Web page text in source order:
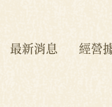
最新消息 經營